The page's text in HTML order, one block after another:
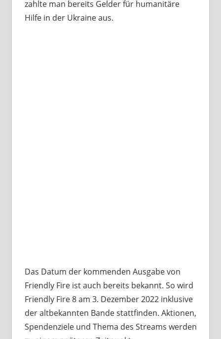
zahlte man bereits Gelder für humanitäre
Hilfe in der Ukraine aus.
Das Datum der kommenden Ausgabe von
Friendly Fire ist auch bereits bekannt. So wird
Friendly Fire 8 am 3. Dezember 2022 inklusive
der altbekannten Bande stattfinden. Aktionen,
Spendenziele und Thema des Streams werden